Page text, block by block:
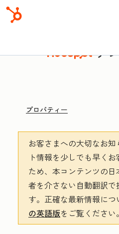
ナ
プロパティー
お客さまへの大切なお知
ト情報を少しでも早く
ため、本コンテンツの
者を介さない自動翻訳で
す。 正確な最新情報につ
の英語版をご覧ください。